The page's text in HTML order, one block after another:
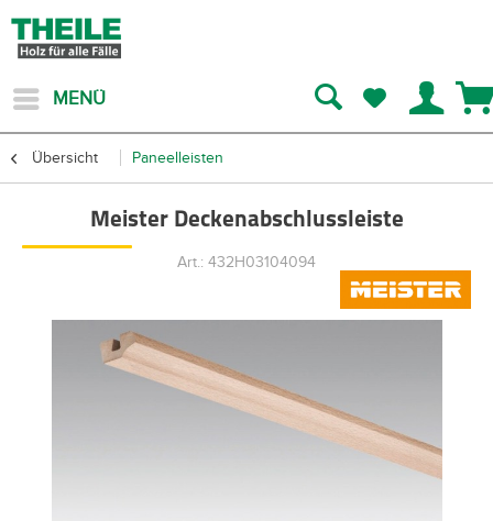
MENÜ
Übersicht Paneelleisten
Meister Deckenabschlussleiste
Art.: 432H03104094